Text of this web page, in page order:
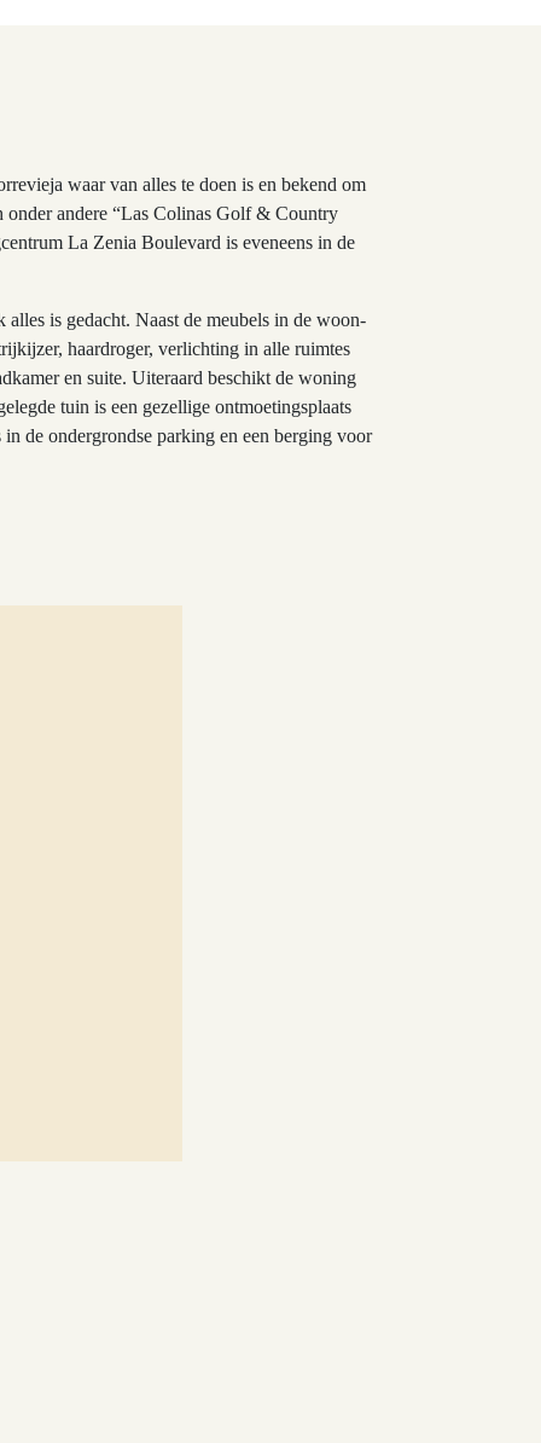
waar van alles te doen is en bekend om
onder andere “Las Colinas Golf & Country
La Zenia Boulevard is eveneens in de
is gedacht. Naast de meubels in de woon-
haardroger, verlichting in alle ruimtes
en suite. Uiteraard beschikt de woning
tuin is een gezellige ontmoetingsplaats
de ondergrondse parking en een berging voor